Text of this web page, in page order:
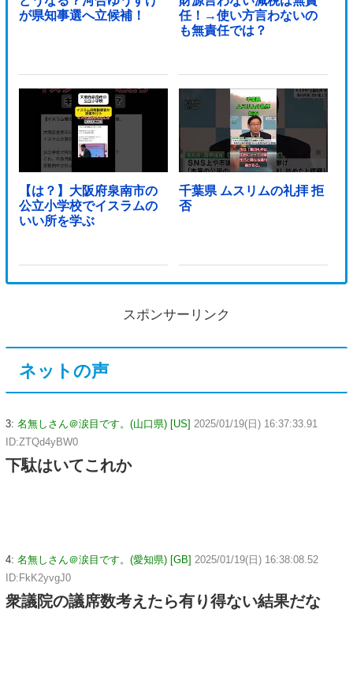
が県知事選へ立候補！
任！→使い方言わないの
も無責任では？
【は？】大阪府泉南市の
公立小学校でイスラムの
いい所を学ぶ
千葉県 ムスリムの礼拝 拒
否
スポンサーリンク
ネットの声
3: 名無しさん＠涙目です。(山口県) [US] 2025/01/19(日) 16:37:33.91
ID:ZTQd4yBW0
下駄はいてこれか
4: 名無しさん＠涙目です。(愛知県) [GB] 2025/01/19(日) 16:38:08.52
ID:FkK2yvgJ0
衆議院の議席数考えたら有り得ない結果だな